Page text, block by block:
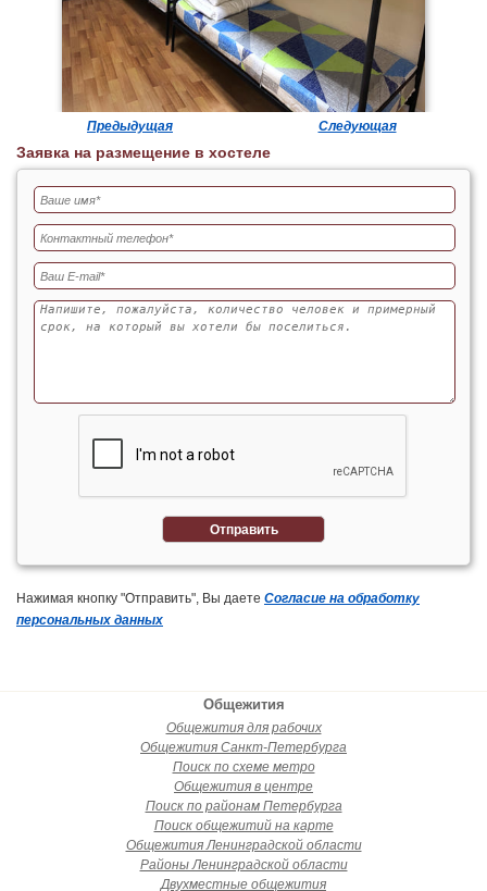
Предыдущая Следующая
Заявка на размещение в хостеле
Отправить
Нажимая кнопку "Отправить", Вы даете Согласие на обработку
персональных данных
Общежития
Общежития для рабочих
Общежития Санкт-Петербурга
Поиск по схеме метро
Общежития в центре
Поиск по районам Петербурга
Поиск общежитий на карте
Общежития Ленинградской области
Районы Ленинградской области
Двухместные общежития